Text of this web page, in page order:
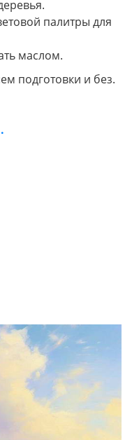
палитры для
маслом.
подготовки и без.